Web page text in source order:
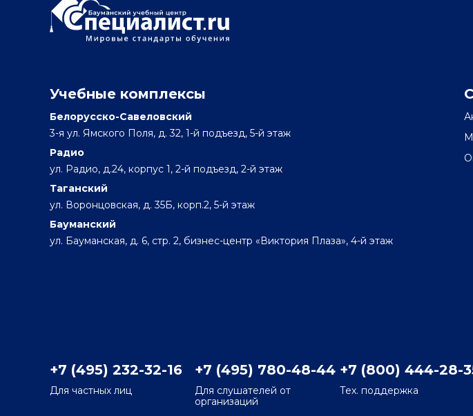
Учебные комплексы
Белорусско-Савеловский
3-я ул. Ямского Поля, д. 32, 1-й подъезд, 5-й этаж
Радио
ул. Радио, д.24, корпус 1, 2-й подъезд, 2-й этаж
Таганский
ул. Воронцовская, д. 35Б, корп.2, 5-й этаж
Бауманский
ул. Бауманская, д. 6, стр. 2, бизнес-центр «Виктория Плаза», 4-й этаж
+7 (495) 232-32-16
Для частных лиц
+7 (495) 780-48-44
Для слушателей от
организаций
+7 (800) 444-28-
Тех. поддержка